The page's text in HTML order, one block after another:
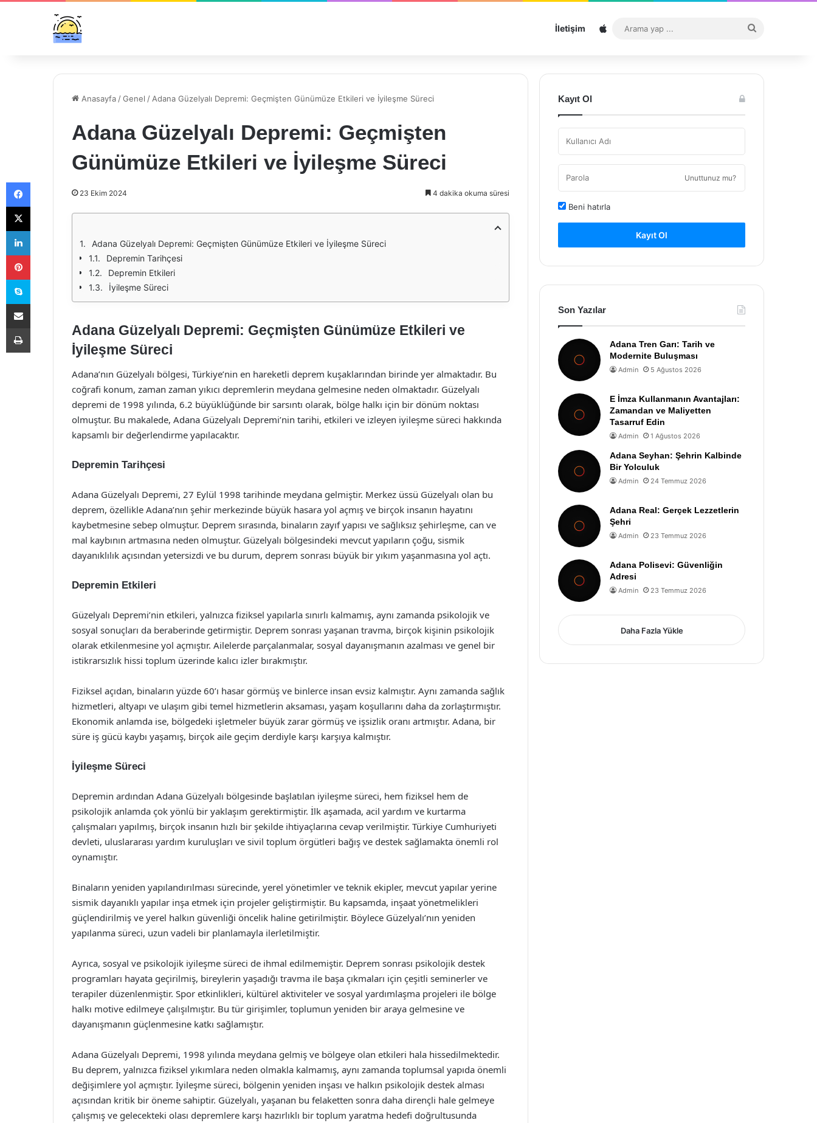
İletişim Sitemap
...
Anasayfa /Genel / Adana Güzelyalı Depremi: Geçmişten Günümüze Etkileri ve İyileşme Süreci
Adana Güzelyalı Depremi: Geçmişten
Günümüze Etkileri ve İyileşme Süreci
23 Ekim 2024 4 dakika okuma süresi
Adana Güzelyalı Depremi: Geçmişten Günümüze Etkileri ve İyileşme Süreci
Depremin Tarihçesi
Depremin Etkileri
İyileşme Süreci
Adana Güzelyalı Depremi: Geçmişten Günümüze Etkileri ve
İyileşme Süreci
Adana’nın Güzelyalı bölgesi, Türkiye’nin en hareketli deprem kuşaklarından birinde yer almaktadır. Bu
coğrafi konum, zaman zaman yıkıcı depremlerin meydana gelmesine neden olmaktadır. Güzelyalı
depremi de 1998 yılında, 6.2 büyüklüğünde bir sarsıntı olarak, bölge halkı için bir dönüm noktası
olmuştur. Bu makalede, Adana Güzelyalı Depremi’nin tarihi, etkileri ve izleyen iyileşme süreci hakkında
kapsamlı bir değerlendirme yapılacaktır.
Depremin Tarihçesi
Adana Güzelyalı Depremi, 27 Eylül 1998 tarihinde meydana gelmiştir. Merkez üssü Güzelyalı olan bu
deprem, özellikle Adana’nın şehir merkezinde büyük hasara yol açmış ve birçok insanın hayatını
kaybetmesine sebep olmuştur. Deprem sırasında, binaların zayıf yapısı ve sağlıksız şehirleşme, can ve
mal kaybının artmasına neden olmuştur. Güzelyalı bölgesindeki mevcut yapıların çoğu, sismik
dayanıklılık açısından yetersizdi ve bu durum, deprem sonrası büyük bir yıkım yaşanmasına yol açtı.
Depremin Etkileri
Güzelyalı Depremi’nin etkileri, yalnızca fiziksel yapılarla sınırlı kalmamış, aynı zamanda psikolojik ve
sosyal sonuçları da beraberinde getirmiştir. Deprem sonrası yaşanan travma, birçok kişinin psikolojik
olarak etkilenmesine yol açmıştır. Ailelerde parçalanmalar, sosyal dayanışmanın azalması ve genel bir
istikrarsızlık hissi toplum üzerinde kalıcı izler bırakmıştır.
Fiziksel açıdan, binaların yüzde 60’ı hasar görmüş ve binlerce insan evsiz kalmıştır. Aynı zamanda sağlık
hizmetleri, altyapı ve ulaşım gibi temel hizmetlerin aksaması, yaşam koşullarını daha da zorlaştırmıştır.
Ekonomik anlamda ise, bölgedeki işletmeler büyük zarar görmüş ve işsizlik oranı artmıştır. Adana, bir
süre iş gücü kaybı yaşamış, birçok aile geçim derdiyle karşı karşıya kalmıştır.
İyileşme Süreci
Depremin ardından Adana Güzelyalı bölgesinde başlatılan iyileşme süreci, hem fiziksel hem de
psikolojik anlamda çok yönlü bir yaklaşım gerektirmiştir. İlk aşamada, acil yardım ve kurtarma
çalışmaları yapılmış, birçok insanın hızlı bir şekilde ihtiyaçlarına cevap verilmiştir. Türkiye Cumhuriyeti
devleti, uluslararası yardım kuruluşları ve sivil toplum örgütleri bağış ve destek sağlamakta önemli rol
oynamıştır.
Binaların yeniden yapılandırılması sürecinde, yerel yönetimler ve teknik ekipler, mevcut yapılar yerine
sismik dayanıklı yapılar inşa etmek için projeler geliştirmiştir. Bu kapsamda, inşaat yönetmelikleri
güçlendirilmiş ve yerel halkın güvenliği öncelik haline getirilmiştir. Böylece Güzelyalı’nın yeniden
yapılanma süreci, uzun vadeli bir planlamayla ilerletilmiştir.
Ayrıca, sosyal ve psikolojik iyileşme süreci de ihmal edilmemiştir. Deprem sonrası psikolojik destek
programları hayata geçirilmiş, bireylerin yaşadığı travma ile başa çıkmaları için çeşitli seminerler ve
terapiler düzenlenmiştir. Spor etkinlikleri, kültürel aktiviteler ve sosyal yardımlaşma projeleri ile bölge
halkı motive edilmeye çalışılmıştır. Bu tür girişimler, toplumun yeniden bir araya gelmesine ve
dayanışmanın güçlenmesine katkı sağlamıştır.
Adana Güzelyalı Depremi, 1998 yılında meydana gelmiş ve bölgeye olan etkileri hala hissedilmektedir.
Bu deprem, yalnızca fiziksel yıkımlara neden olmakla kalmamış, aynı zamanda toplumsal yapıda önemli
değişimlere yol açmıştır. İyileşme süreci, bölgenin yeniden inşası ve halkın psikolojik destek alması
açısından kritik bir öneme sahiptir. Güzelyalı, yaşanan bu felaketten sonra daha dirençli hale gelmeye
çalışmış ve gelecekteki olası depremlere karşı hazırlıklı bir toplum yaratma hedefi doğrultusunda
Kayıt Ol
Unuttunuz mu?
Beni hatırla
Kayıt Ol
Son Yazılar
Adana Tren Garı: Tarih ve
Modernite Buluşması
Admin 5 Ağustos 2026
E İmza Kullanmanın Avantajları:
Zamandan ve Maliyetten
Tasarruf Edin
Admin 1 Ağustos 2026
Adana Seyhan: Şehrin Kalbinde
Bir Yolculuk
Admin 24 Temmuz 2026
Adana Real: Gerçek Lezzetlerin
Şehri
Admin 23 Temmuz 2026
Adana Polisevi: Güvenliğin
Adresi
Admin 23 Temmuz 2026
Daha Fazla Yükle
Facebook
X
LinkedIn
Pinterest
Skype
E-Posta ile paylaş